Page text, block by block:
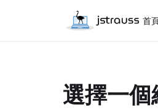
首
選擇一